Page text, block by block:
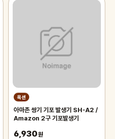
옥션
아마존 쌍기 기포 발생기 SH-A2 /
Amazon 2구 기포발생기
6,930원